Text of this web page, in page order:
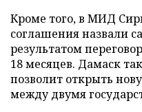
Кроме того, в МИД
соглашения назвали
результатом
18 месяцев. Дамаск
позволит открыть
между двумя